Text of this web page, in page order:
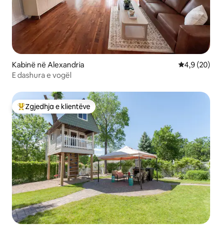
Kabinë në Alexandria Vlerësimi
4,9 (20)
E dashura e vogël
Më të mirat e zgjedhjeve të klientëve
Zgjedhja e klientëve